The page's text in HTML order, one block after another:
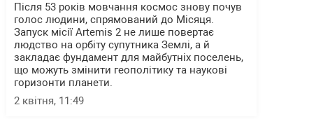
Після 53 років мовчання космос знову почув
голос людини, спрямований до Місяця.
Запуск місії Artemis 2 не лише повертає
людство на орбіту супутника Землі, а й
закладає фундамент для майбутніх поселень,
що можуть змінити геополітику та наукові
горизонти планети.
2 квітня, 11:49